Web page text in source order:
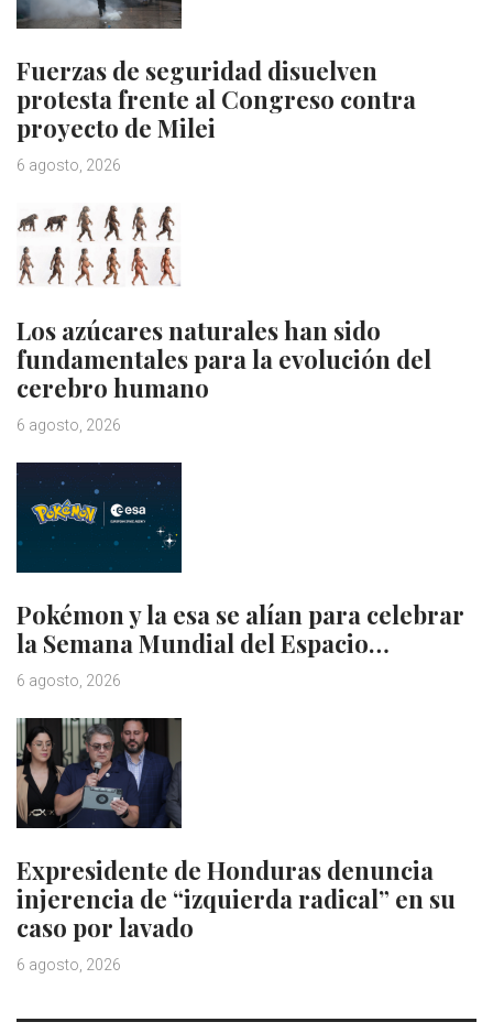
Fuerzas de seguridad disuelven
protesta frente al Congreso contra
proyecto de Milei
6 agosto, 2026
Los azúcares naturales han sido
fundamentales para la evolución del
cerebro humano
6 agosto, 2026
Pokémon y la esa se alían para celebrar
la Semana Mundial del Espacio…
6 agosto, 2026
Expresidente de Honduras denuncia
injerencia de “izquierda radical” en su
caso por lavado
6 agosto, 2026